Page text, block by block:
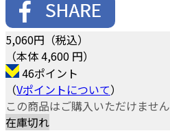
5,060円（税込）
（本体 4,600 円）
46ポイント
（Vポイントについて）
この商品はご購入いただけません
在庫切れ